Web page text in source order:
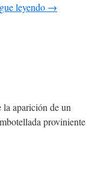
leyendo →
la aparición de un
proviniente